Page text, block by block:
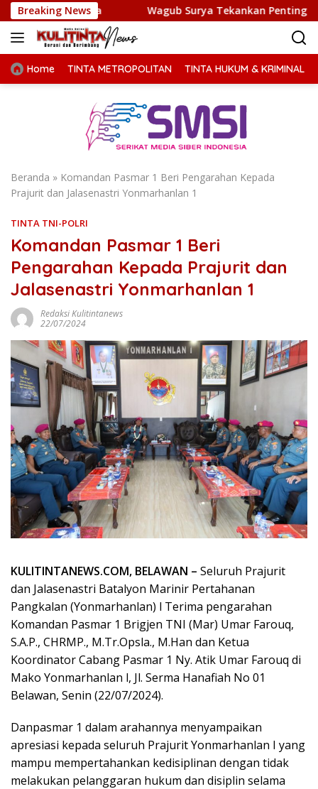
Langsung
ke
konten
Breaking News
Wagub Surya Tekankan Pentingnya Kolaborasi
Home TINTA METROPOLITAN TINTA HUKUM & KRIMINAL
Beranda » Komandan Pasmar 1 Beri Pengarahan Kepada
Prajurit dan Jalasenastri Yonmarhanlan 1
TINTA TNI-POLRI
Komandan Pasmar 1 Beri
Pengarahan Kepada Prajurit dan
Jalasenastri Yonmarhanlan 1
Redaksi Kulitintanews
22/07/2024
KULITINTANEWS.COM, BELAWAN – Seluruh Prajurit
dan Jalasenastri Batalyon Marinir Pertahanan
Pangkalan (Yonmarhanlan) l Terima pengarahan
Komandan Pasmar 1 Brigjen TNI (Mar) Umar Farouq,
S.A.P., CHRMP., M.Tr.Opsla., M.Han dan Ketua
Koordinator Cabang Pasmar 1 Ny. Atik Umar Farouq di
Mako Yonmarhanlan l, Jl. Serma Hanafiah No 01
Belawan, Senin (22/07/2024).
Danpasmar 1 dalam arahannya menyampaikan
apresiasi kepada seluruh Prajurit Yonmarhanlan I yang
mampu mempertahankan kedisiplinan dengan tidak
melakukan pelanggaran hukum dan disiplin selama